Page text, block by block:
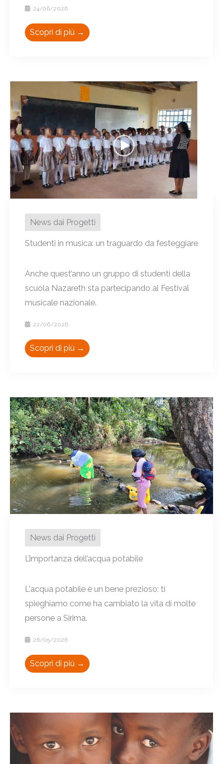
24/06/2026
Scopri di più →
News dai Progetti
Studenti in musica: un traguardo da festeggiare
Anche quest’anno un gruppo di studenti della
scuola Nazareth sta partecipando al Festival
musicale nazionale.
22/06/2026
Scopri di più →
News dai Progetti
L’importanza dell’acqua potabile
L'acqua potabile è un bene prezioso: ti
spieghiamo come ha cambiato la vita di molte
persone a Sirima.
26/05/2026
Scopri di più →